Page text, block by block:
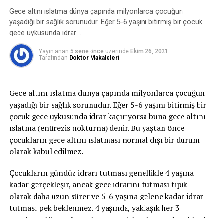
malzemelerle yapılması gerekmektedir.
oluşan idrar kaçırmayı ifade eder. Bu zorlamalar
sırasında mesane içindeki basınç artar, idrar tutmayı
sağlayan kaslar ve mekanizmalar bu basınca karşı
koyamaz ve idrar kaçırma oluşur.
2-Sıkışma tipi idrar kaçırma:
yetişememe veya idrarı geciktirememe durumudur ve
idrar bu esnada kaçar. İdrar kaçağı bir damla ila idrarın
tamamını kaçırma derecesinde olabilir. gece idrara
kalkma ihtiyacı belirgindir. Bu tip idrar kaçırma,
enfeksiyon gibi basit problemden; nörolojik bozukluk
veya diyabet gibi daha ciddi durumlardan
3- Taşma inkontinansı: Tamamen boşalmayan bir
mesaneden kapasite dolduktan sonra damla damla
sürekli idrar kaçırmayı ifade eder.
Gece altını ıslatma dünya çapında milyonlarca çocuğun
yaşadığı bir sağlık sorunudur. Eğer 5-6 yaşını bitirmiş bir çocuk
gece uykusunda idrar …
Yayınlanan 5 sene önce üzerinde Ekim 26, 2021
Tarafından Doktor Makaleleri
Gece altını ıslatma dünya çapında milyonlarca çocuğun
yaşadığı bir sağlık sorunudur. Eğer 5-6 yaşını bitirmiş bir
çocuk gece uykusunda idrar kaçırıyorsa buna gece altını
ıslatma (enürezis nokturna) denir. Bu yaştan önce
çocukların gece altını ıslatması normal dışı bir durum
olarak kabul edilmez.
Çocukların gündüz idrarı tutması genellikle 4 yaşına
kadar gerçekleşir, ancak gece idrarını tutması tipik
olarak daha uzun sürer ve 5-6 yaşına gelene kadar idrar
tutması pek beklenmez. 4 yaşında, yaklaşık her 3